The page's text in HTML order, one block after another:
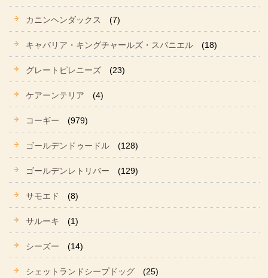
カニンヘンダックス (7)
キャバリア・キングチャールズ・スパニエル (18)
グレートピレニーズ (23)
ケアーンテリア (4)
コーギー (979)
ゴールデンドゥードル (128)
ゴールデンレトリバー (129)
サモエド (8)
サルーキ (1)
シーズー (14)
シェットランドシープドッグ (25)